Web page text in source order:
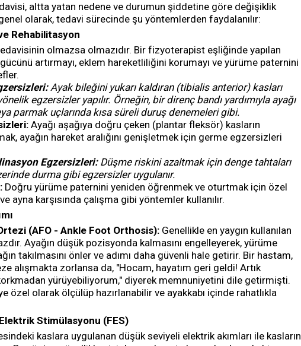
altta yatan nedene ve durumun şiddetine göre değişiklik
olarak, tedavi sürecinde şu yöntemlerden faydalanılır:
Rehabilitasyon
olmazsa olmazıdır. Bir fizyoterapist eşliğinde yapılan
artırmayı, eklem hareketliliğini korumayı ve yürüme paternini
Ayak bileğini yukarı kaldıran (tibialis anterior) kasları
egzersizler yapılır. Örneğin, bir direnç bandı yardımıyla ayağı
parmak uçlarında kısa süreli duruş denemeleri gibi.
Ayağı aşağıya doğru çeken (plantar fleksör) kasların
ayağın hareket aralığını genişletmek için germe egzersizleri
Egzersizleri:Düşme riskini azaltmak için denge tahtaları
durma gibi egzersizler uygulanır.
Doğru yürüme paternini yeniden öğrenmek ve oturtmak için özel
ayna karşısında çalışma gibi yöntemler kullanılır.
(AFO - Ankle Foot Orthosis): Genellikle en yaygın kullanılan
Ayağın düşük pozisyonda kalmasını engelleyerek, yürüme
takılmasını önler ve adımı daha güvenli hale getirir. Bir hastam,
alışmakta zorlansa da, "Hocam, hayatım geri geldi! Artık
yürüyebiliyorum," diyerek memnuniyetini dile getirmişti.
özel olarak ölçülüp hazırlanabilir ve ayakkabı içinde rahatlıkla
Stimülasyonu (FES)
kaslara uygulanan düşük seviyeli elektrik akımları ile kasların